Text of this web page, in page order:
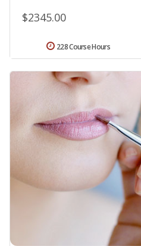
$2345.00
228 Course Hours